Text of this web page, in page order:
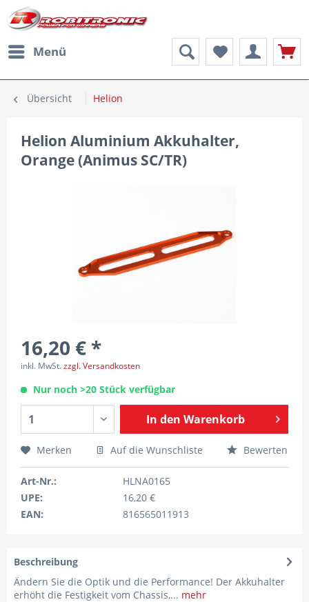
Menü
Übersicht Helion
Helion Aluminium Akkuhalter,
Orange (Animus SC/TR)
16,20 € *
inkl. MwSt.zzgl. Versandkosten
Nur noch >20 Stück verfügbar
In den Warenkorb
Merken Auf die Wunschliste Bewerten
Art-Nr.:
HLNA0165
UPE:
16,20 €
EAN:
816565011913
Beschreibung
Ändern Sie die Optik und die Performance! Der Akkuhalter
erhöht die Festigkeit vom Chassis,... mehr